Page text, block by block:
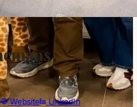
Website LinkedIn